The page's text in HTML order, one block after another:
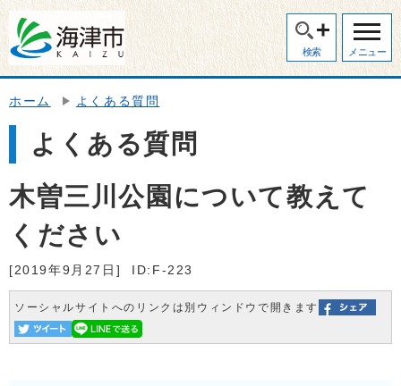
検索 メニュー
ホーム よくある質問
よくある質問
木曽三川公園について教えて
ください
[2019年9月27日] ID:F-223
ソーシャルサイトへのリンクは別ウィンドウで開きます